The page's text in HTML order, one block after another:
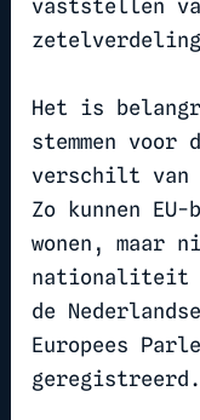
vaststellen
Het is
stemmen voor
verschilt van
Zo kunnen
wonen, maar
nationaliteit
de
Europees
geregistreerd.